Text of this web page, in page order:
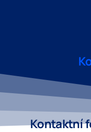
Kontaktní